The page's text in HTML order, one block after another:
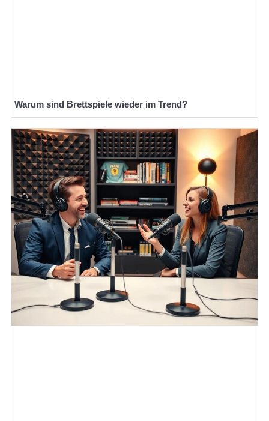
Warum sind Brettspiele wieder im Trend?